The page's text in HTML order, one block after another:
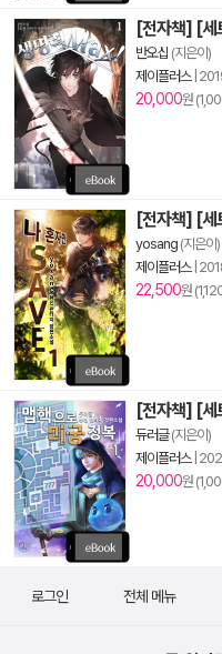
[전자책] [세
반오십 (지은이)
제이플러스|
20,000원
[전자책] [세
yosang (지은이)
제이플러스|
22,500원
[전자책] [세
듀러글(지은이)
제이플러스|
20,000원
로그인 전체 메뉴